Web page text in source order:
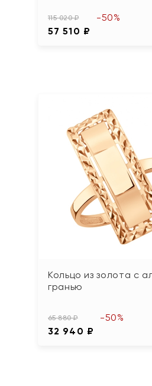
115 020 ₽
57 510 ₽
-50%
Кольцо из золота с
гранью
65 880 ₽
32 940 ₽
-50%